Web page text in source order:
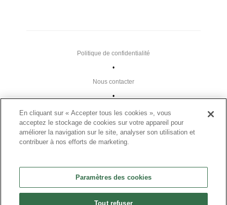
Plan du site
•
Liens utiles
•
Nous contacter
•
Politique de confidentialité
•
FAQ
•
En cliquant sur « Accepter tous les cookies », vous
acceptez le stockage de cookies sur votre appareil pour
améliorer la navigation sur le site, analyser son utilisation et
contribuer à nos efforts de marketing.
Paramètres des cookies
Tout refuser